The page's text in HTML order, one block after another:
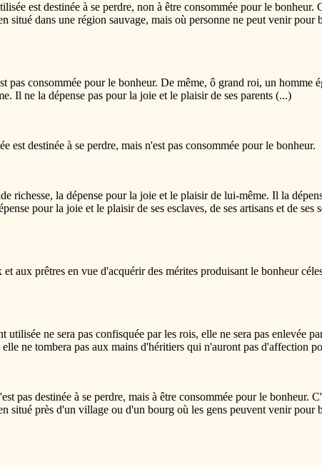
est destinée à se perdre, non à être consommée pour le bonheur.
situé dans une région sauvage, mais où personne ne peut venir pour
pas consommée pour le bonheur. De même, ô grand roi, un homme
Il ne la dépense pas pour la joie et le plaisir de ses parents (...)
destinée à se perdre, mais n'est pas consommée pour le bonheur.
richesse, la dépense pour la joie et le plaisir de lui-même. Il la
pour la joie et le plaisir de ses esclaves, de ses artisans et de ses
aux prêtres en vue d'acquérir des mérites produisant le bonheur
ne sera pas confisquée par les rois, elle ne sera pas enlevée
ne tombera pas aux mains d'héritiers qui n'auront pas d'affection
pas destinée à se perdre, mais à être consommée pour le bonheur.
situé près d'un village ou d'un bourg où les gens peuvent venir pour